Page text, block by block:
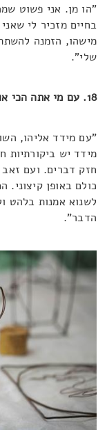
"הו מן. אני פשוט
בחיים מזכיר לי
מישהו, הזמנה
שלי".
18. עם מי אתה הכי אוהב לדבר על היצירות שלך ולמה?
"עם מידד אליהו,
מידד יש ביקורתיות
חזק דברים. ועם
כולם באופן קיצוני.
לשנוא אמנות בלהט
הדבר".